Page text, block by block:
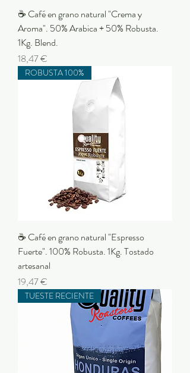
☕ Café en grano natural "Crema y
Aroma". 50% Arabica + 50% Robusta.
1Kg. Blend.
Precio
18,47 €
ROBUSTA 100%
☕ Café en grano natural "Espresso
Fuerte". 100% Robusta. 1Kg. Tostado
artesanal
Precio
19,47 €
TUESTE RECIENTE